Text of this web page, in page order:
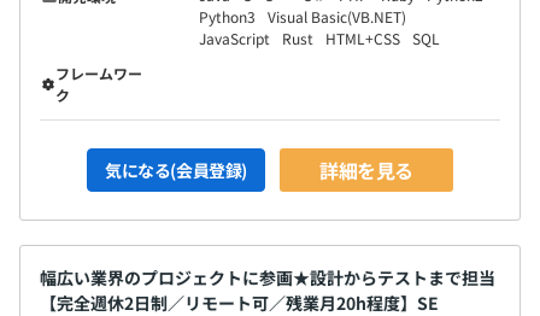
Python3
Visual Basic(VB.NET)
JavaScript
Rust HTML+CSS SQL
フレームワー
ク
気になる(会員登録) 詳細を見る
幅広い業界のプロジェクトに参画★設計からテストまで担当
【完全週休2日制／リモート可／残業月20h程度】SE